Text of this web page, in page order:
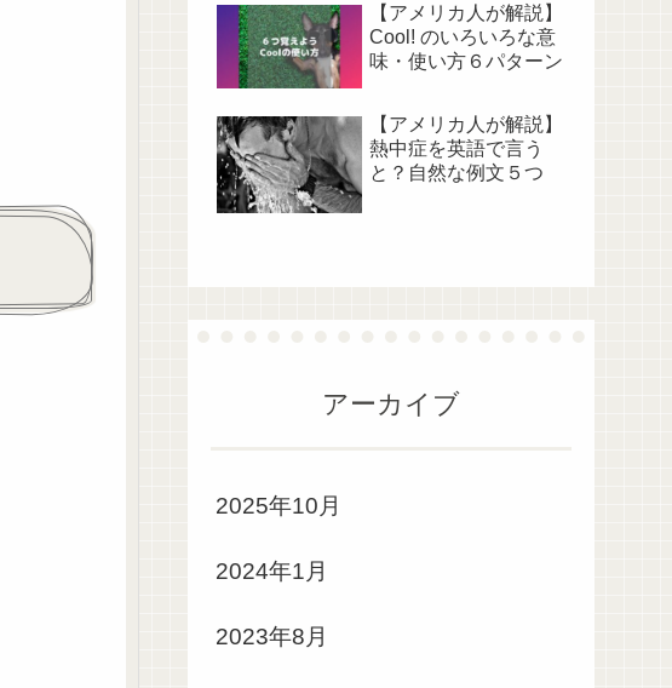
【アメリカ人が解説】
Cool! のいろいろな意
味・使い方６パターン
【アメリカ人が解説】
熱中症を英語で言う
と？自然な例文５つ
アーカイブ
2025年10月
2024年1月
2023年8月